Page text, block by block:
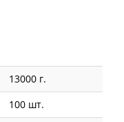
13000 г.
100 шт.